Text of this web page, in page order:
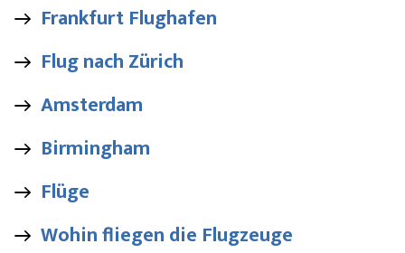
Frankfurt Flughafen
Flug nach Zürich
Amsterdam
Birmingham
Flüge
Wohin fliegen die Flugzeuge